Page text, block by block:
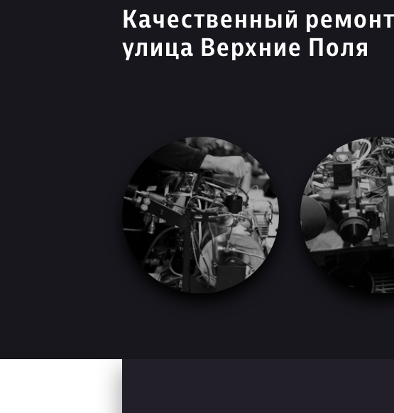
Качественный
улица Верхние Поля